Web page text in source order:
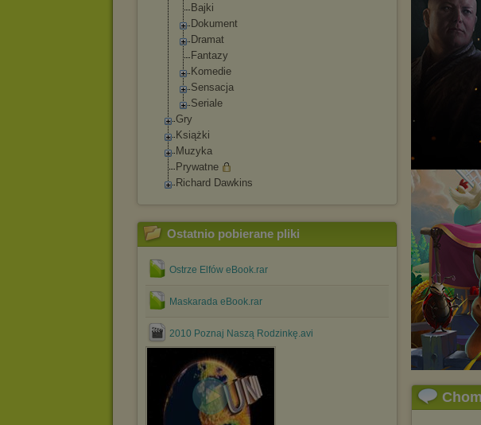
Bajki
Dokument
Dramat
Fantazy
Komedie
Sensacja
Seriale
Gry
Książki
Muzyka
Prywatne
Richard Dawkins
Ostatnio pobierane pliki
Ostrze Elfów eBook.rar
Maskarada eBook.rar
2010 Poznaj Naszą Rodzinkę.avi